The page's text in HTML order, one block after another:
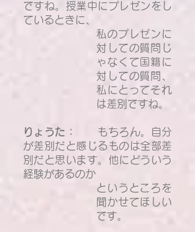
ですね。授業中にプレゼンをし
ているときに、
私のプレゼンに
対しての質問じ
ゃなくて国籍に
対しての質問、
私にとってそれ
は差別ですね。
りょうた：
もちろん。自分
が差別だと感じるものは全部差
別だと思います。他にどういう
経験があるのか
というところを
聞かせてほしい
です。